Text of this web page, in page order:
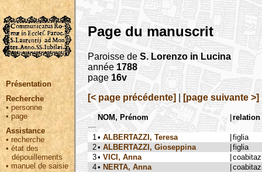
Présentation
Recherche
• personne
•page
Assistance
• recherche
•état des
dépouillements
•manuel de saisie
Page du manuscrit
Paroisse de S. Lorenzo in Lucina
année 1788
page 16v
[< page précédente]
[page suivante >]
NOM, Prénom relation
1 • ALBERTAZZI, Teresa
figlia
2• ALBERTAZZI, Gioseppina
figlia
3• VICI, Anna
4• NERTA, Anna